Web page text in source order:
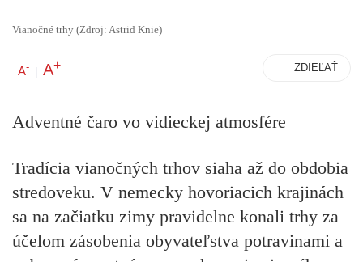
Vianočné trhy (Zdroj: Astrid Knie)
A- | A+ ZDIEĽAŤ
Adventné čaro vo vidieckej atmosfére
Tradícia vianočných trhov siaha až do obdobia
stredoveku. V nemecky hovoriacich krajinách
sa na začiatku zimy pravidelne konali trhy za
účelom zásobenia obyvateľstva potravinami a